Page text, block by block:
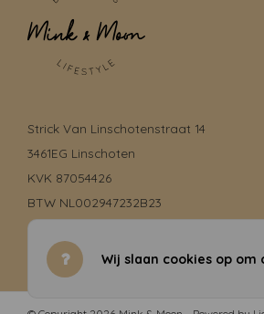
Strick Van Linschotenstraat 14
3461EG Linschoten
KVK 87054426
BTW NL002947232B23
06-19735816
info@mink-moon.nlWij slaan cookies op